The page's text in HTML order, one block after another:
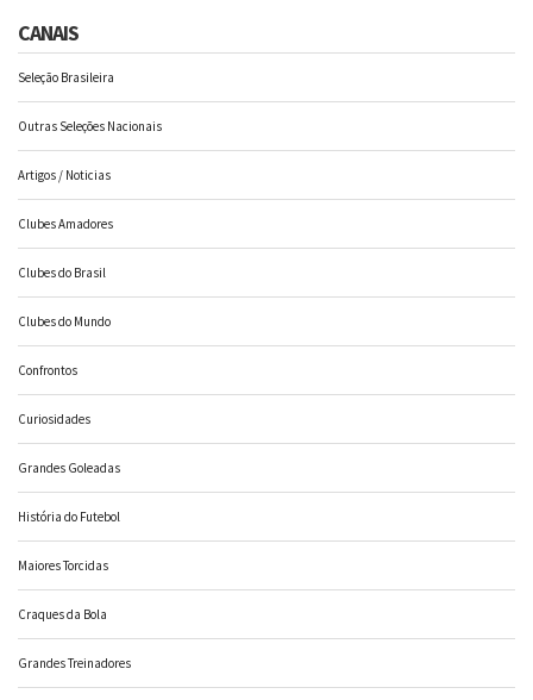
CANAIS
Seleção Brasileira
Outras Seleções Nacionais
Artigos / Noticias
Clubes Amadores
Clubes do Brasil
Clubes do Mundo
Confrontos
Curiosidades
Grandes Goleadas
História do Futebol
Maiores Torcidas
Craques da Bola
Grandes Treinadores